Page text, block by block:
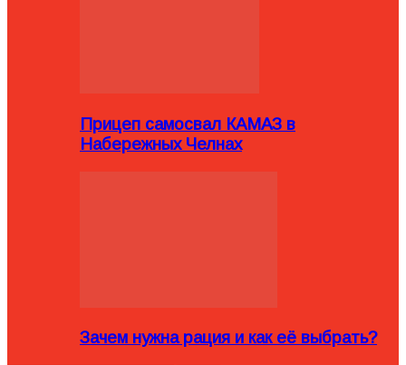
Прицеп самосвал КАМАЗ в
Набережных Челнах
Зачем нужна рация и как её выбрать?